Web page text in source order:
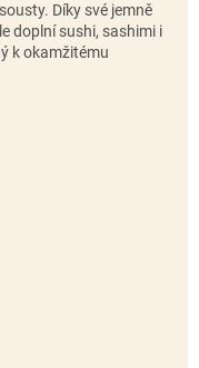
Díky své jemně
doplní sushi, sashimi i
k okamžitému